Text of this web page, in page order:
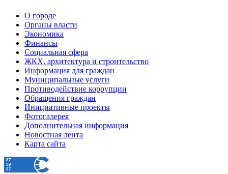
О городе
Органы власти
Экономика
Финансы
Социальная сфера
ЖКХ, архитектура и строительство
Информация для граждан
Муниципальные услуги
Противодействие коррупции
Обращения граждан
Инициативные проекты
Фотогалерея
Дополнительная информация
Новостная лента
Карта сайта